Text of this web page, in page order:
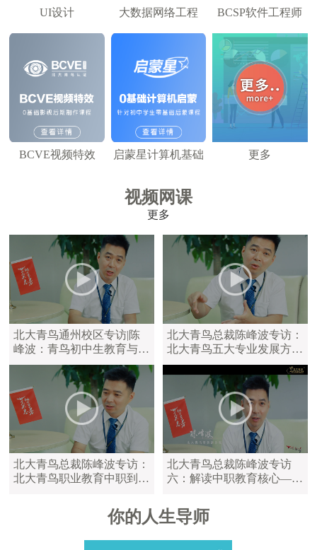
UI设计 大数据网络工程 BCSP软件工程师
BCVE视频特效 启蒙星计算机基础 更多
视频网课
更多
北大青鸟通州校区专访|陈
峰波：青鸟初中生教育与中
职教育区别
北大青鸟总裁陈峰波专访：
北大青鸟五大专业发展方
向，满足学员不同学习需求
北大青鸟总裁陈峰波专访：
北大青鸟职业教育中职到大
北大青鸟总裁陈峰波专访
六：解读中职教育核心——
你的人生导师